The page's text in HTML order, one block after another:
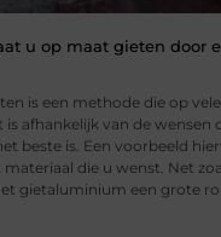
u op maat gieten door
is een methode die op
is afhankelijk van de wensen
beste is. Een voorbeeld
die u wenst. Net
gietaluminium een grote